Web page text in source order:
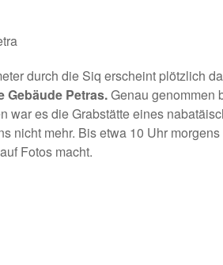
durch die Siq erscheint plötzlich
Gebäude Petras.Genau genommen
war es die Grabstätte eines
nicht mehr. Bis etwa 10 Uhr
Fotos macht.